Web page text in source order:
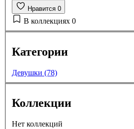
Нравится 0
В коллекциях 0
Категории
Девушки (78)
Коллекции
Нет коллекций